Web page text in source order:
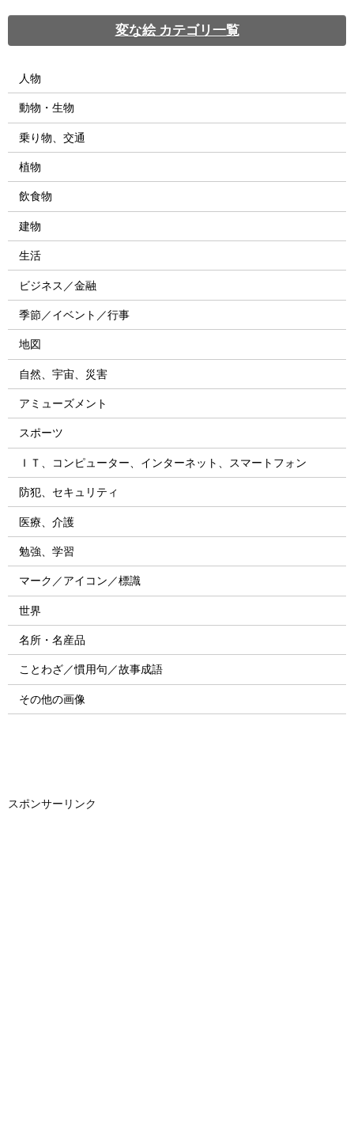
変な絵 カテゴリ一覧
人物
動物・生物
乗り物、交通
植物
飲食物
建物
生活
ビジネス／金融
季節／イベント／行事
地図
自然、宇宙、災害
アミューズメント
スポーツ
ＩＴ、コンピューター、インターネット、スマートフォン
防犯、セキュリティ
医療、介護
勉強、学習
マーク／アイコン／標識
世界
名所・名産品
ことわざ／慣用句／故事成語
その他の画像
スポンサーリンク